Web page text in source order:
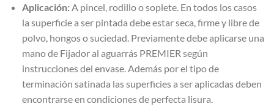
Aplicación: A pincel, rodillo o soplete. En todos los casos
la superficie a ser pintada debe estar seca, firme y libre de
polvo, hongos o suciedad. Previamente debe aplicarse una
mano de Fijador al aguarrás PREMIER según
instrucciones del envase. Además por el tipo de
terminación satinada las superficies a ser aplicadas deben
encontrarse en condiciones de perfecta lisura.